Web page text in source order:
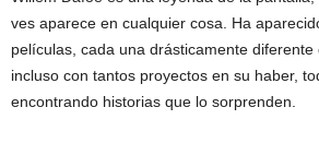
ves aparece en cualquier cosa. Ha
películas, cada una drásticamente
incluso con tantos proyectos en su haber,
encontrando historias que lo sorprenden.